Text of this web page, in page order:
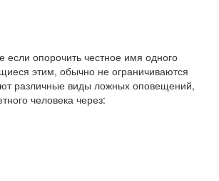
если опорочить честное имя одного
этим, обычно не ограничиваются
различные виды ложных оповещений,
человека через: